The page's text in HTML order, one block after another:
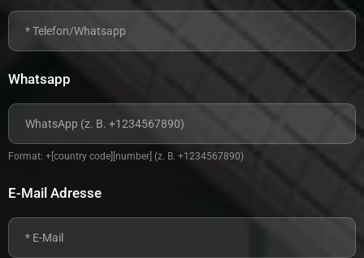
Whatsapp
Format: +[country code][number] (z. B. +1234567890)
E-Mail Adresse